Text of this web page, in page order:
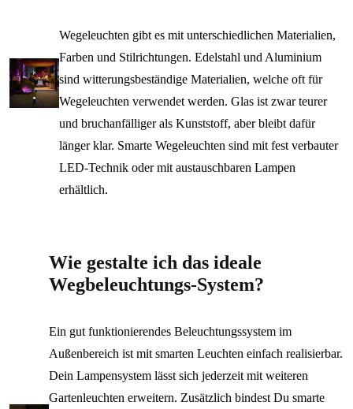
Wegeleuchten gibt es mit unterschiedlichen Materialien,
Farben und Stilrichtungen. Edelstahl und Aluminium
sind witterungsbeständige Materialien, welche oft für
Wegeleuchten verwendet werden. Glas ist zwar teurer
und bruchanfälliger als Kunststoff, aber bleibt dafür
länger klar. Smarte Wegeleuchten sind mit fest verbauter
LED-Technik oder mit austauschbaren Lampen
erhältlich.
Wie gestalte ich das ideale
Wegbeleuchtungs-System?
Ein gut funktionierendes Beleuchtungssystem im
Außenbereich ist mit smarten Leuchten einfach realisierbar.
Dein Lampensystem lässt sich jederzeit mit weiteren
Gartenleuchten erweitern. Zusätzlich bindest Du smarte